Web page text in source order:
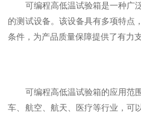
可编程高低温试验箱是一种广
的测试设备。该设备具有多项特点
条件，为产品质量保障提供了有力支
可编程高低温试验箱的应用范
车、航空、航天、医疗等行业，可